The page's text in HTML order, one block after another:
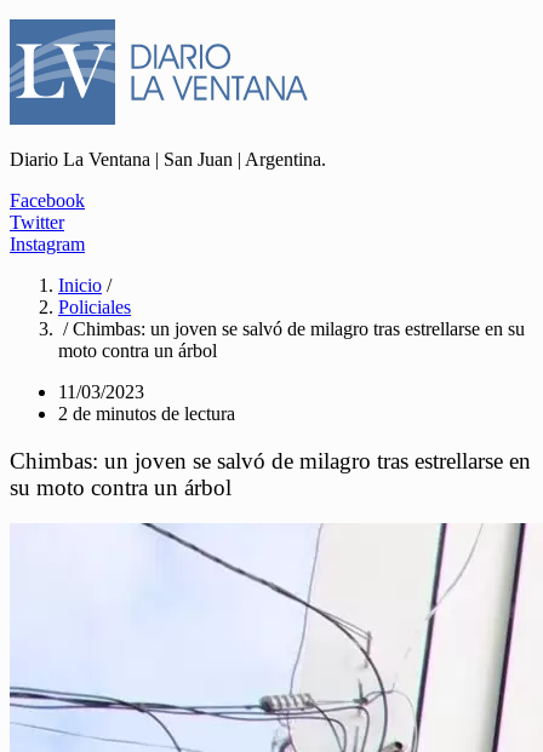
Diario La Ventana | San Juan | Argentina.
Facebook
Twitter
Instagram
Inicio /
Policiales
/ Chimbas: un joven se salvó de milagro tras estrellarse en su
moto contra un árbol
11/03/2023
2 de minutos de lectura
Chimbas: un joven se salvó de milagro tras estrellarse en
su moto contra un árbol